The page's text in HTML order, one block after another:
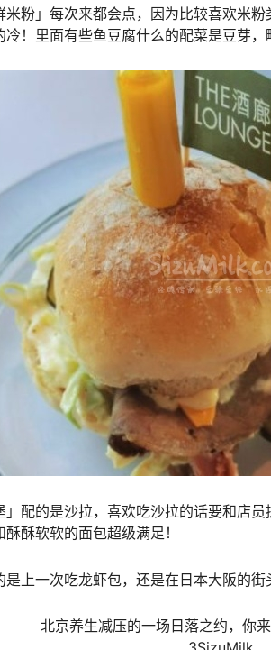
米粉」每次来都会点，因为比较喜欢米
！里面有些鱼豆腐什么的配菜是豆芽，
」配的是沙拉，喜欢吃沙拉的话要和店
酥软软的面包超级满足！
是上一次吃龙虾包，还是在日本大阪的街